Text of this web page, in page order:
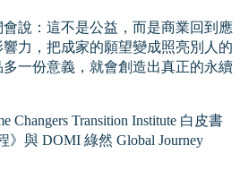
說：這不是公益，而是商業回到應
力，把成家的願望變成照亮別人的
一份意義，就會創造出真正的永續
Changers Transition Institute 白皮書
》與 DOMI 綠然 Global Journey